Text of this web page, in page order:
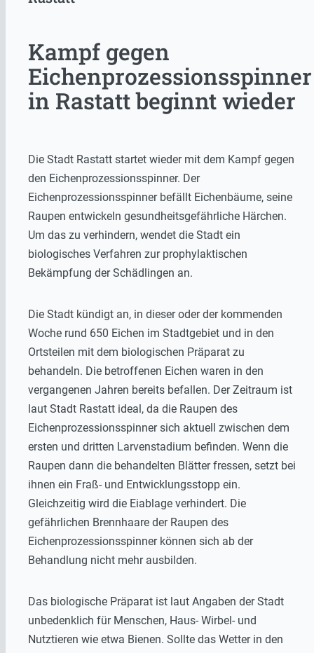
Kampf gegen
Eichenprozessionsspinner
in Rastatt beginnt wieder
Die Stadt Rastatt startet wieder mit dem Kampf gegen
den Eichenprozessionsspinner. Der
Eichenprozessionsspinner befällt Eichenbäume, seine
Raupen entwickeln gesundheitsgefährliche Härchen.
Um das zu verhindern, wendet die Stadt ein
biologisches Verfahren zur prophylaktischen
Bekämpfung der Schädlingen an.
Die Stadt kündigt an, in dieser oder der kommenden
Woche rund 650 Eichen im Stadtgebiet und in den
Ortsteilen mit dem biologischen Präparat zu
behandeln. Die betroffenen Eichen waren in den
vergangenen Jahren bereits befallen. Der Zeitraum ist
laut Stadt Rastatt ideal, da die Raupen des
Eichenprozessionsspinner sich aktuell zwischen dem
ersten und dritten Larvenstadium befinden. Wenn die
Raupen dann die behandelten Blätter fressen, setzt bei
ihnen ein Fraß- und Entwicklungsstopp ein.
Gleichzeitig wird die Eiablage verhindert. Die
gefährlichen Brennhaare der Raupen des
Eichenprozessionsspinner können sich ab der
Behandlung nicht mehr ausbilden.
Das biologische Präparat ist laut Angaben der Stadt
unbedenklich für Menschen, Haus- Wirbel- und
Nutztieren wie etwa Bienen. Sollte das Wetter in den